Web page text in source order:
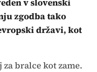
zgodba tako
državi, kot
bralce kot zame.